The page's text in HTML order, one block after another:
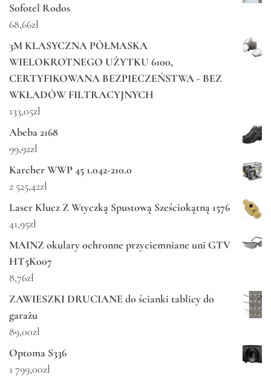
Sofotel Rodos
68,66zł
3M KLASYCZNA PÓŁMASKA
WIELOKROTNEGO UŻYTKU 6100,
CERTYFIKOWANA BEZPIECZEŃSTWA - BEZ
WKŁADÓW FILTRACYJNYCH
133,05zł
Abeba 2168
99,92zł
Karcher WWP 45 1.042-210.0
2 525,42zł
Laser Klucz Z Wtyczką Spustową Sześciokątną 1576
41,95zł
MAINZ okulary ochronne przyciemniane uni GTV
HT5K007
8,76zł
ZAWIESZKI DRUCIANE do ścianki tablicy do
garażu
89,00zł
Optoma S336
1 799,00zł